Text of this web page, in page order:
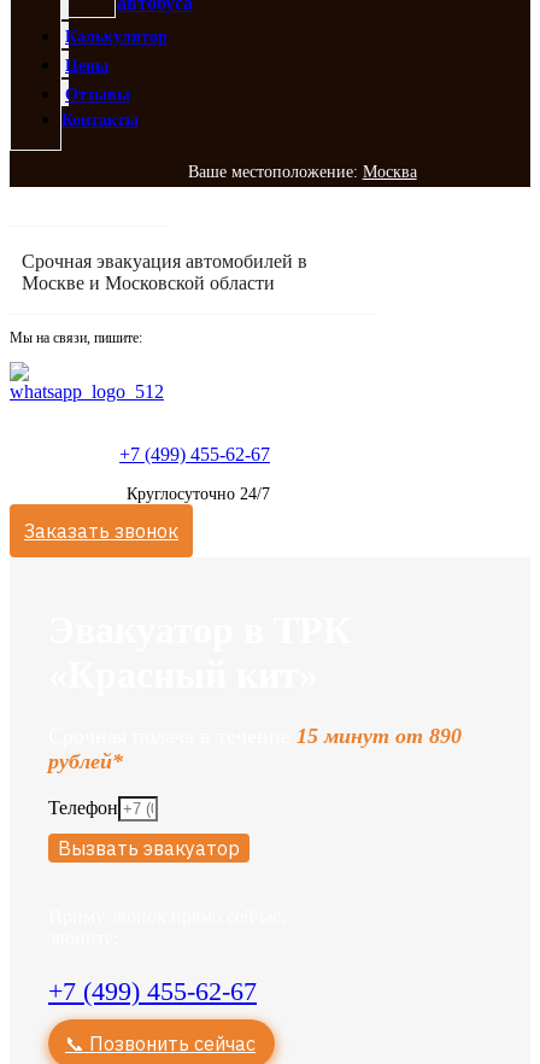
Калькулятор
Цены
Отзывы
Контакты
Ваше местоположение: Москва
Срочная эвакуация автомобилей в
Москве и Московской области
Мы на связи, пишите:
+7 (499) 455-62-67
Круглосуточно 24/7
Заказать звонок
15 минут от 890
рублей*
Телефон
Вызвать эвакуатор
+7 (499) 455-62-67
📞 Позвонить сейчас